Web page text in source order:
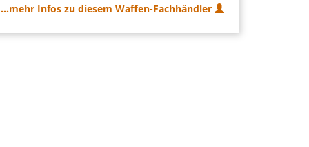
...mehr Infos zu diesem Waffen-Fachhändler